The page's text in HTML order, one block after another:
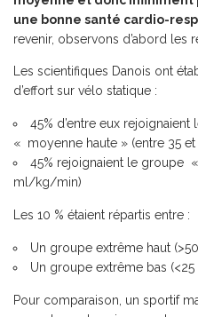
une bonne santé cardio-
revenir, observons d’abord les
Les scientifiques Danois ont
d’effort sur vélo statique :
45% d’entre eux
« moyenne haute » (entre 35
45% rejoignaient le groupe
ml/kg/min)
Les 10 % étaient répartis entre :
Un groupe extrême haut
Un groupe extrême bas
Pour comparaison, un sportif